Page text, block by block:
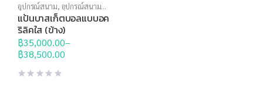
อุปกรณ์สนาม, อุปกรณ์สนาม
อื่นๆ ,เสา ประตู แป้นบาส
แป้นบาสเก็ตบอลแบบอค
ริลิคใส (ข้าง)
฿35,000.00–
฿38,500.00
Price
range:
฿35,000.00